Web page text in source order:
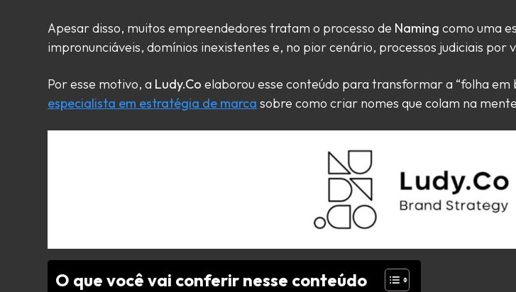
Apesar disso, muitos empreendedores tratam o processo de Naming como uma
impronunciáveis, domínios inexistentes e, no pior cenário, processos judiciais por
Por esse motivo, a Ludy.Co elaborou esse conteúdo para transformar a “folha
especialista em estratégia de marca sobre como criar nomes que colam na
O que você vai conferir nesse conteúdo